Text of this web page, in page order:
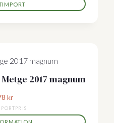
2017 magnum
kr